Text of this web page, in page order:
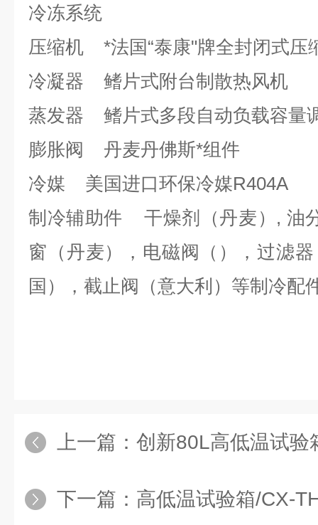
冷冻系统
压缩机 *法国“泰康"牌全封闭式压
冷凝器 鳍片式附台制散热风机
蒸发器 鳍片式多段自动负载容量
膨胀阀 丹麦丹佛斯*组件
冷媒 美国进口环保冷媒R404A
制冷辅助件 干燥剂（丹麦）, 油
窗（丹麦），电磁阀（），过滤
国），截止阀（意大利）等制冷配
上一篇： 创新80L高低温试验
下一篇： 高低温试验箱/CX-